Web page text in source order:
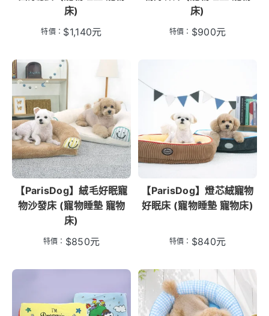
床)
特價： $1,140元
床)
特價： $900元
【ParisDog】絨毛好眠寵
物沙發床 (寵物睡墊 寵物
床)
特價： $850元
【ParisDog】燈芯絨寵物
好眠床 (寵物睡墊 寵物床)
特價： $840元